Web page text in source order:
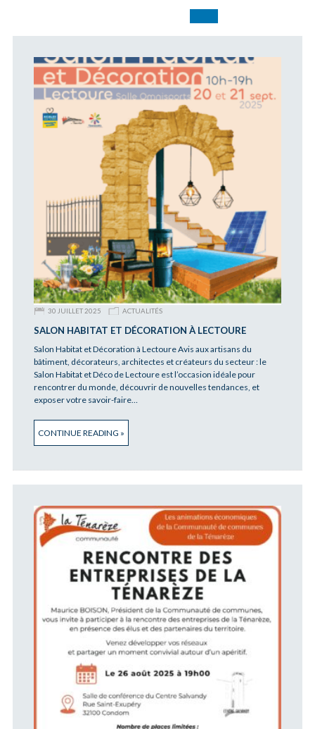
30 JUILLET 2025 ACTUALITÉS
SALON HABITAT ET DÉCORATION À LECTOURE
Salon Habitat et Décoration à Lectoure Avis aux artisans du
bâtiment, décorateurs, architectes et créateurs du secteur : le
Salon Habitat et Déco de Lectoure est l’occasion idéale pour
rencontrer du monde, découvrir de nouvelles tendances, et
exposer votre savoir-faire…
CONTINUE READING »